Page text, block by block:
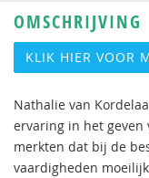
OMSCHRIJVING
KLIK HIER VOOR
Nathalie van
ervaring in het geven
merkten dat bij de
vaardigheden